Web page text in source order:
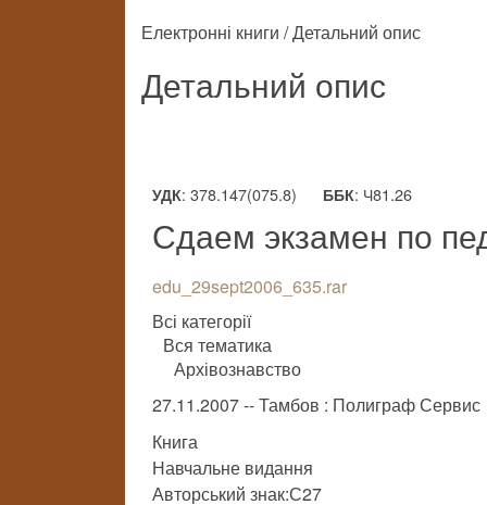
Електронні книги / Детальний опис
Детальний опис
УДК: 378.147(075.8) ББК: Ч81.26
Сдаем экзамен по
edu_29sept2006_635.rar
Всі категорії
Вся тематика
Архівознавство
27.11.2007 -- Тамбов : Полиграф Сервис
Книга
Навчальне видання
Авторський знак:С27